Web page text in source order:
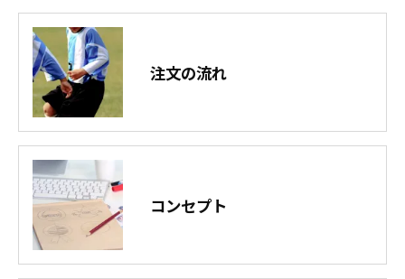
注文の流れ
コンセプト